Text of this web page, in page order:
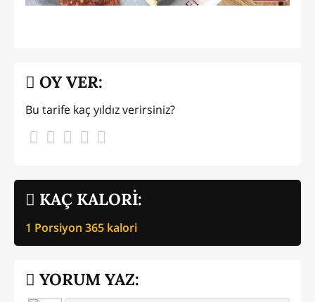
KAÇ KALORİ:
1 Porsiyon 365 kalori
OY VER:
Bu tarife kaç yıldız verirsiniz?
YORUM YAZ: